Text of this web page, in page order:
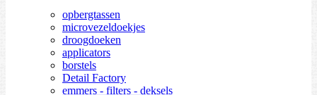
opbergtassen
microvezeldoekjes
droogdoeken
applicators
borstels
Detail Factory
emmers - filters - deksels